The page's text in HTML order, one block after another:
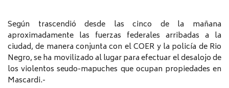
Según trascendió desde las cinco de la mañana
aproximadamente las fuerzas federales arribadas a la
ciudad, de manera conjunta con el COER y la policía de Rio
Negro, se ha movilizado al lugar para efectuar el desalojo de
los violentos seudo-mapuches que ocupan propiedades en
Mascardi.-